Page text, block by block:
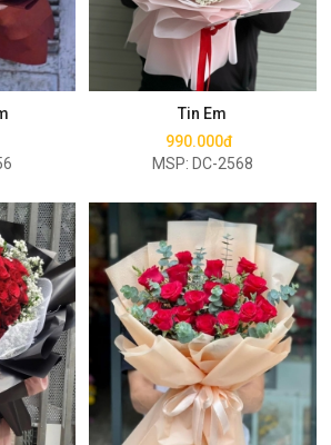
Tin Em
990.000đ
MSP: DC-2568
Mua ngay